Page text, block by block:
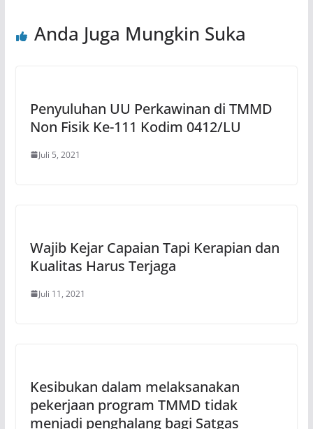
Anda Juga Mungkin Suka
Penyuluhan UU Perkawinan di TMMD
Non Fisik Ke-111 Kodim 0412/LU
Juli 5, 2021
Wajib Kejar Capaian Tapi Kerapian dan
Kualitas Harus Terjaga
Juli 11, 2021
Kesibukan dalam melaksanakan
pekerjaan program TMMD tidak
menjadi penghalang bagi Satgas